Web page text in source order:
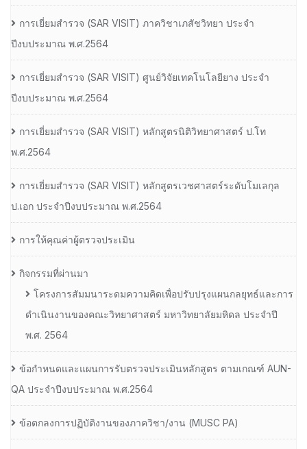
การเยี่ยมสํารวจ (SAR VISIT) ภาควิชาเภสัชวิทยา ประจํา
ปีงบประมาณ พ.ศ.2564
การเยี่ยมสํารวจ (SAR VISIT) ศูนย์วิจัยเทคโนโลยียาง ประจํา
ปีงบประมาณ พ.ศ.2564
การเยี่ยมสํารวจ (SAR VISIT) หลักสูตรนิติวิทยาศาสตร์ ป.โท
พ.ศ.2564
การเยี่ยมสํารวจ (SAR VISIT) หลักสูตรเวชศาสตร์ระดับโมเลกุล
ป.เอก ประจําปีงบประมาณ พ.ศ.2564
การให้คุณค่าผู้ตรวจประเมิน
กิจกรรมที่ผ่านมา
โครงการสัมมนาระดมความคิดเพื่อปรับปรุงแผนกลยุทธ์และการ
ดำเนินงานของคณะวิทยาศาสตร์ มหาวิทยาลัยมหิดล ประจำปี
พ.ศ. 2564
ข้อกำหนดและแผนการรับตรวจประเมินหลักสูตร ตามเกณฑ์ AUN-
QA ประจำปีงบประมาณ พ.ศ.2564
ข้อตกลงการปฏิบัติงานของภาควิชา/งาน (MUSC PA)